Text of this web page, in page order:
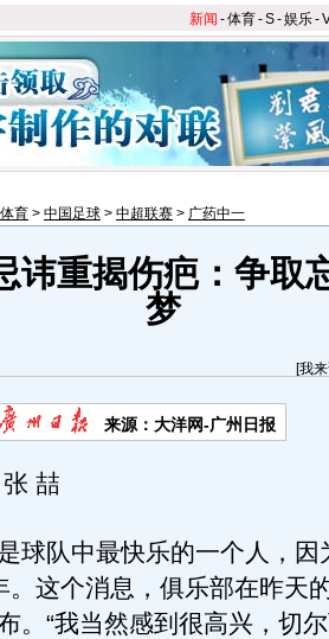
新闻 -体育-S-娱乐-
育 > 中国足球 > 中超联赛 > 广药中一
讳重揭伤疤：争取
梦
[我
来源：大洋网-广州日报
喆
队中最快乐的一个人，因
。这个消息，俱乐部在昨天
。“我当然感到很高兴，切